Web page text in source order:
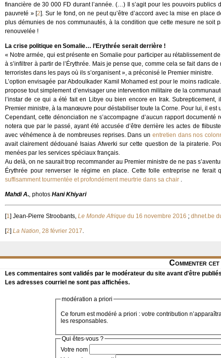
financière de 30 000 FD durant l’année. (…) Il s’agit pour les pouvoirs
pauvreté »[2]. Sur le fond, on ne peut qu’être d’accord avec la mise en
plus démunies de nos communautés, à la condition que cette mesure ne soit
renouvelée !
La crise politique en Somalie… l’Erythrée serait derrière !
« Notre armée, qui est présente en Somalie pour participer au rétablissement
à s’infiltrer à partir de l’Érythrée. Mais je pense que, comme cela se fait dans
terroristes dans les pays où ils s’organisent », a préconisé le Premier ministre.
L’option envisagée par Abdoulkader Kamil Mohamed est pour le moins
propose tout simplement d’envisager une intervention militaire de la
l’instar de ce qui a été fait en Libye ou bien encore en Irak.
Premier ministre, à la manœuvre pour déstabiliser toute la Corne. Pour lui, il est
Cependant, cette dénonciation ne s’accompagne d’aucun rapport
notera que par le passé, ayant été accusée d’être derrière les actes de
avec véhémence à de nombreuses reprises. Dans un entretien dans nos
avait clairement dédouané Isaias Afwerki sur cette question de la piraterie.
menées par les services spéciaux français.
Au delà, on ne saurait trop recommander au Premier ministre de ne pas
Érythrée pour renverser le régime en place. Cette folle entreprise ne ferait
suffisamment tourmentée et profondément meurtrie dans sa chair .
Mahdi A., photos Hani Khiyari
[1] Jean-Pierre Stroobants, Le Monde Afrique du 16 novembre 2016 ; dhnet.be
[2] La Nation, 28 février 2017.
Commenter
Les commentaires sont validés par le modérateur du site avant d'être
Les adresses courriel ne sont pas affichées.
modération a priori
Ce forum est modéré a priori : votre contribution
les responsables.
Qui êtes-vous ?
Votre nom